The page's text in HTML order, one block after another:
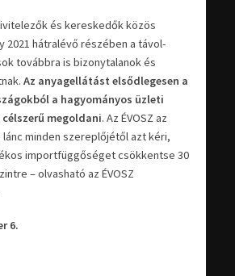
és kereskedők közös
2021 hátralévő részében a távol-
továbbra is bizonytalanok és
Az anyagellátást elsődlegesen a
a hagyományos üzleti
megoldani. Az ÉVOSZ az
minden szereplőjétől azt kéri,
importfüggőséget csökkentse 30
– olvasható az ÉVOSZ
6.